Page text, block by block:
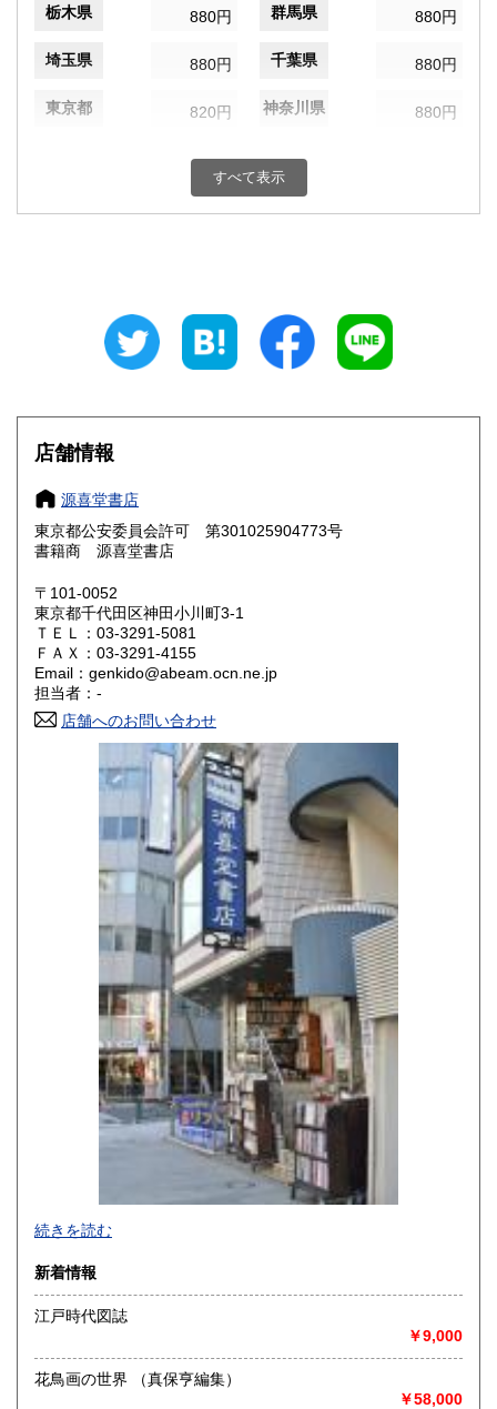
栃木県 880円 群馬県 880円
埼玉県 880円 千葉県 880円
東京都 820円 神奈川県 880円
880円 富山県
880円 三重県
大阪府
奈良県
鳥取県 1,150円 島根県
岡山県
山口県 1,150円
香川県 愛媛県
高知県 1,150円
1,410円 長崎県
1,410円 大分県
1,410円 鹿児島県
1,450円
すべて表示
店舗情報
源喜堂書店
東京都公安委員会許可 第301025904773号
書籍商 源喜堂書店
〒101-0052
東京都千代田区神田小川町3-1
ＴＥＬ：03-3291-5081
ＦＡＸ：03-3291-4155
Email：genkido@abeam.ocn.ne.jp
担当者：-
店舗へのお問い合わせ
最寄駅：小川町駅より徒歩3分 神保町駅より徒歩5分
営業時間：源喜堂書店
定休日：日曜 祭日は不定休
書籍の買取について
美術一般、江戸期和本、古文書、書画幅、版画、肉筆原稿
続きを読む
新着情報
江戸時代図誌
￥9,000
花鳥画の世界 （真保亨編集）
￥58,000